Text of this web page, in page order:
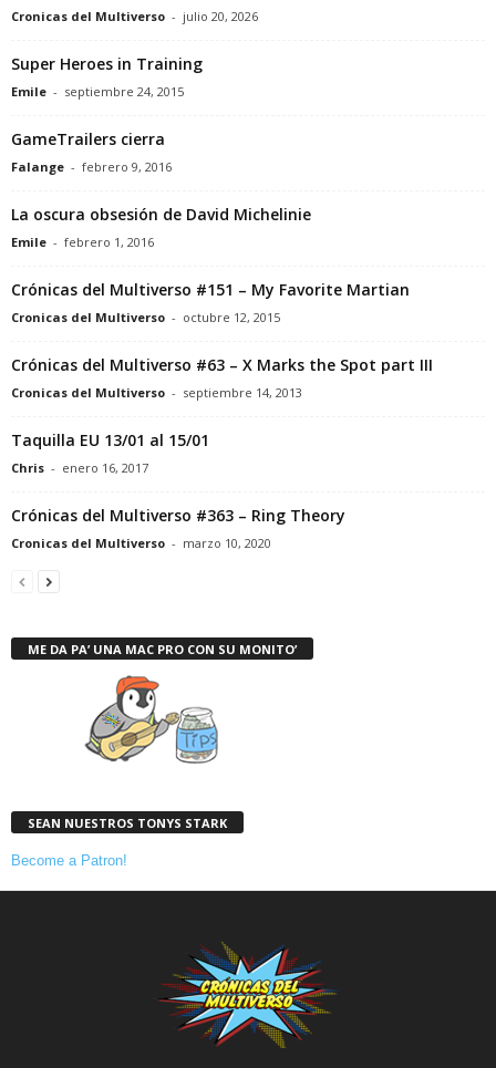
Cronicas del Multiverso - julio 20, 2026
Super Heroes in Training
Emile - septiembre 24, 2015
GameTrailers cierra
Falange - febrero 9, 2016
La oscura obsesión de David Michelinie
Emile - febrero 1, 2016
Crónicas del Multiverso #151 – My Favorite Martian
Cronicas del Multiverso - octubre 12, 2015
Crónicas del Multiverso #63 – X Marks the Spot part III
Cronicas del Multiverso - septiembre 14, 2013
Taquilla EU 13/01 al 15/01
Chris - enero 16, 2017
Crónicas del Multiverso #363 – Ring Theory
Cronicas del Multiverso - marzo 10, 2020
ME DA PA’ UNA MAC PRO CON SU MONITO’
SEAN NUESTROS TONYS STARK
Become a Patron!